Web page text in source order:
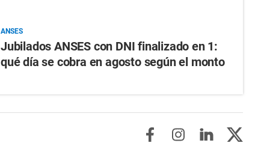
ANSES
Jubilados ANSES con DNI finalizado en 1:
qué día se cobra en agosto según el monto